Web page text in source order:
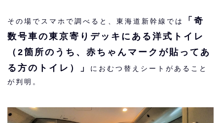
その場でスマホで調べると、東海道新幹線では
「奇
数号車の東京寄りデッキにある洋式トイレ
（2箇所のうち、赤ちゃんマークが貼ってあ
る方のトイレ）」
におむつ替えシートがあること
が判明。